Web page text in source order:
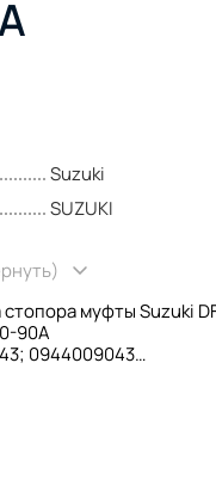
Suzuki
SUZUKI
муфты Suzuki
90A
0944009043